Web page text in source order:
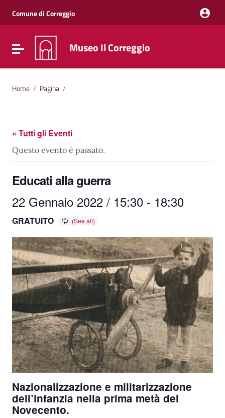
Vai al menu di navigazione
Vai al footer
Comune di Correggio
Attiva / disattiva la navigazione
Museo Il Correggio
Home / Pagina /
« Tutti gli Eventi
Questo evento è passato.
Educati alla guerra
22 Gennaio 2022 / 15:30 - 18:30
GRATUITO
Nazionalizzazione e militarizzazione
dell’infanzia nella prima metà del
Novecento.